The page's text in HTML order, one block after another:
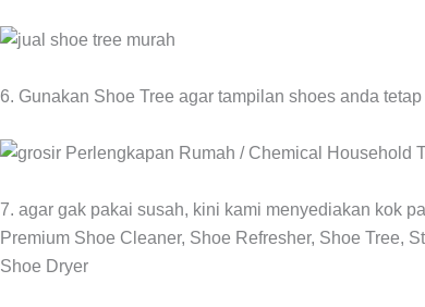
6. Gunakan Shoe Tree agar tampilan shoes anda
7. agar gak pakai susah, kini kami menyediakan kok
Premium Shoe Cleaner, Shoe Refresher, Shoe Tree,
Shoe Dryer